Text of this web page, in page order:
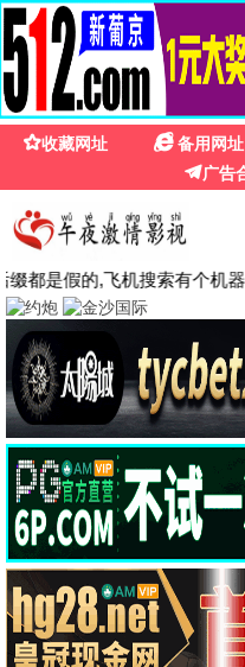
🍉粉红影院